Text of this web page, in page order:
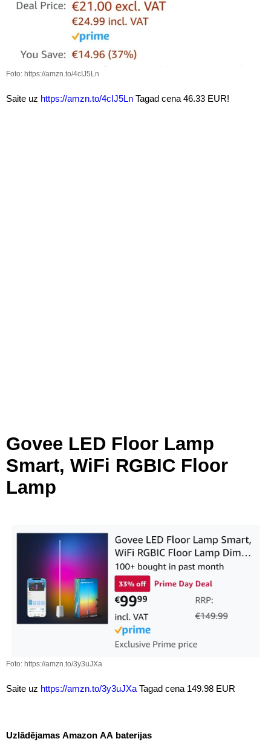
Foto: https://amzn.to/4cIJ5Ln
Saite uz https://amzn.to/4cIJ5Ln Tagad cena 46.33 EUR!
Govee LED Floor Lamp
Smart, WiFi RGBIC Floor
Lamp
Foto: https://amzn.to/3y3uJXa
Saite uz https://amzn.to/3y3uJXa Tagad cena 149.98 EUR
Uzlādējamas Amazon AA baterijas